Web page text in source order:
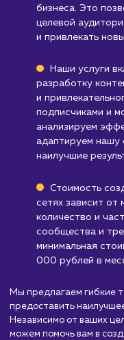
компания
или
групп в
оптимальным
Узнать
групп в
сетях
от 20